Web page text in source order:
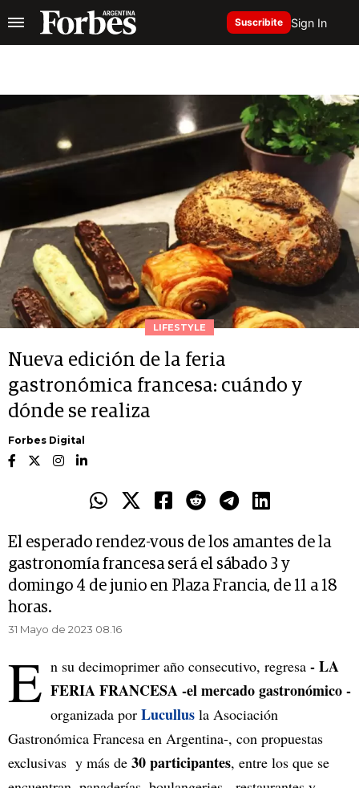
Suscribite Sign In
LIFESTYLE
Nueva edición de la feria
gastronómica francesa: cuándo y
dónde se realiza
Forbes Digital
El esperado rendez-vous de los amantes de la
gastronomía francesa será el sábado 3 y
domingo 4 de junio en Plaza Francia, de 11 a 18
horas.
31 Mayo de 2023 08.16
E n su decimoprimer año consecutivo, regresa - LA
FERIA FRANCESA -el mercado gastronómico -
organizada por Lucullus la Asociación
Gastronómica Francesa en Argentina-, con propuestas
exclusivas y más de 30 participantes, entre los que se